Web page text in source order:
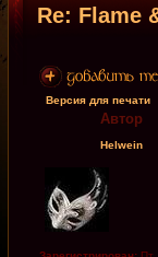
Re: Flame
Версия для печати
Автор
Helwein